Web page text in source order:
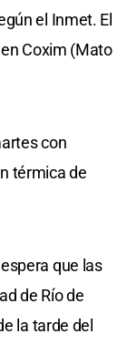
el Inmet. El
Coxim (Mato
con
térmica de
que las
de Río de
la tarde del